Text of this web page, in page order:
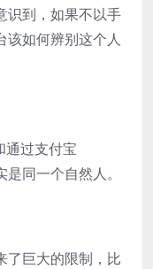
识到，如果不以手
该如何辨别这个人
过支付宝
同一个自然人。
了巨大的限制，比